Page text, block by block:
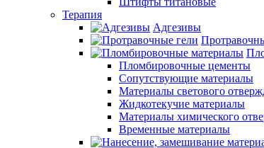
Терапия
Адгезивы
Пломбировочные цементы
Сопутствующие материалы
Материалы светового
Жидкотекучие материалы
Материалы химического
Временные материалы